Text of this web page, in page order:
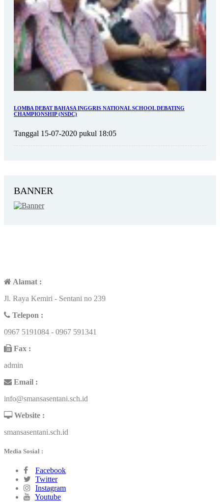
LOMBA DEBAT BAHASA INGGRIS NATIONAL SCHOOL DEBATING
CHAMPIONSHIP (NSDC)
Tanggal 15-07-2020 pukul 18:05
BANNER
Alamat :
Jl. Raya Kemiri - Sentani no 239
Telepon :
0967 5191084 - 0967 591341
Fax :
admin
Email :
info@smansasentani.sch.id
Website :
smansasentani.sch.id
Media Sosial :
Facebook
Twitter
Instagram
Youtube